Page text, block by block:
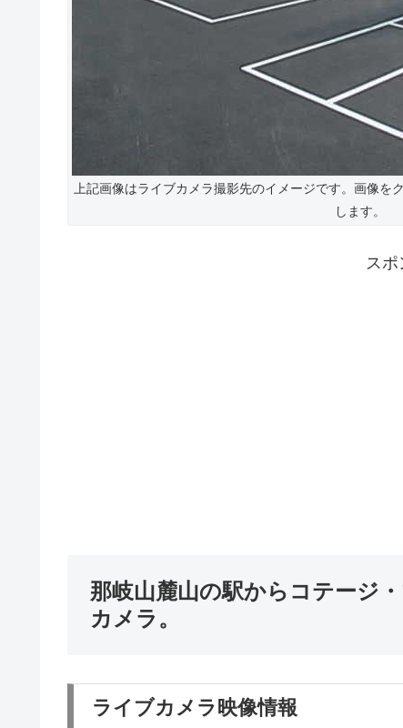
上記画像はライブカメラ撮影先のイメージです。画像
します。
スポ
那岐山麓山の駅からコテージ
カメラ。
ライブカメラ映像情報